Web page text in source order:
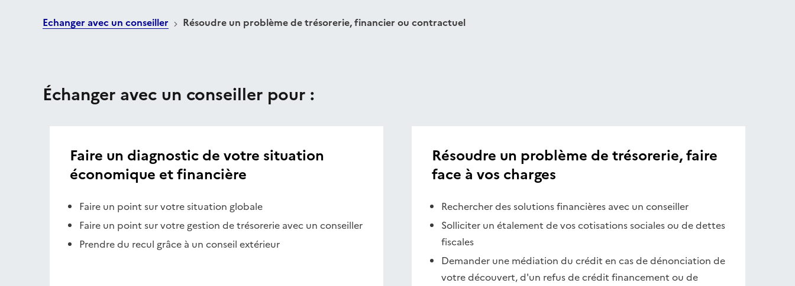
Echanger avec un conseiller Résoudre un problème de trésorerie, financier ou contractuel
Échanger avec un conseiller pour :
Faire un diagnostic de votre situation
économique et financière
Faire un point sur votre situation globale
Faire un point sur votre gestion de trésorerie avec un conseiller
Prendre du recul grâce à un conseil extérieur
Résoudre un problème de trésorerie, faire
face à vos charges
Rechercher des solutions financières avec un conseiller
Solliciter un étalement de vos cotisations sociales ou de dettes
fiscales
Demander une médiation du crédit en cas de dénonciation de
votre découvert, d'un refus de crédit financement ou de